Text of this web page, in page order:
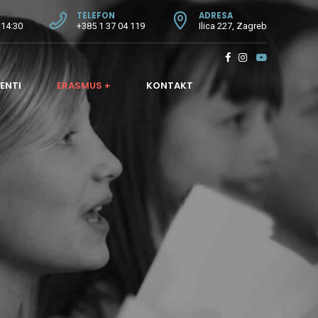
TELEFON
+385 1 37 04 119
ADRESA
Ilica 227, Zagreb
ERASMUS + KONTAKT